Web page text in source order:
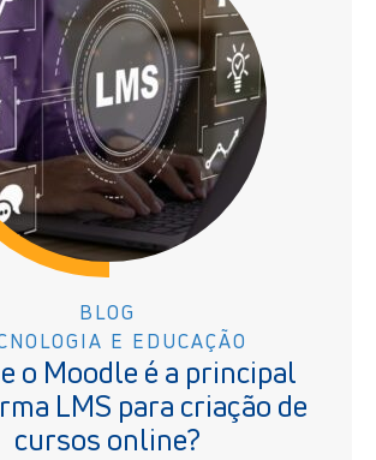
BLOG
E EDUCAÇÃO
o Moodle é a principal
LMS para criação de
cursos online?